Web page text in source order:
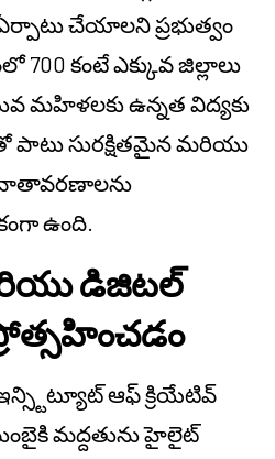
చేయాలని ప్రభుత్వం
కంటే ఎక్కువ జిల్లాలు
మహిళలకు ఉన్నత విద్యకు
పాటు సురక్షితమైన మరియు
ఉంది.
డిజిటల్
ఆఫ్ క్రియేటివ్
మద్దతును హైలైట్